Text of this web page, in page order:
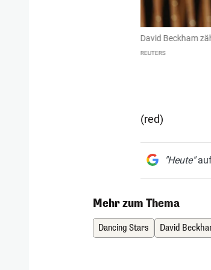
David Beckham
REUTERS
(red)
"Heute"
Mehr zum Thema
Dancing Stars David